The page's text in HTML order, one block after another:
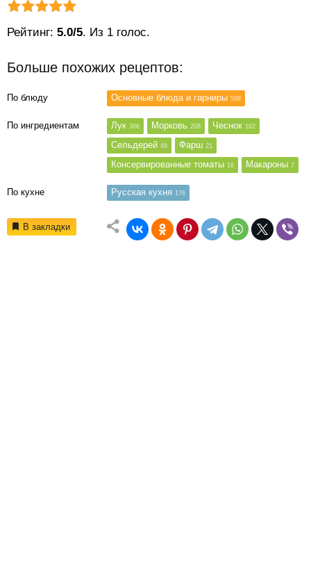
Рейтинг статьи:
Рейтинг: 5.0/5. Из 1 голос.
Больше похожих рецептов:
По блюду Основные блюда и гарниры 588
По ингредиентам Лук 366 Морковь 208 Чеснок 162
Сельдерей 48 Фарш 21
Консервированные томаты 16 Макароны 7
По кухне Русская кухня 176
В закладки